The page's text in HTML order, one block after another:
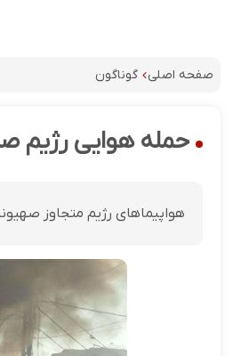
صفحه اصلی گوناگون
حمله هوایی رژیم
هواپیماهای رژیم متجاوز